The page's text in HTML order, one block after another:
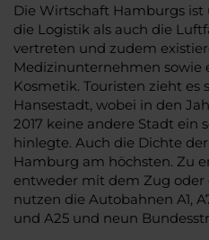
Die Wirtschaft Hamburgs ist
die Logistik als auch die
vertreten und zudem
Medizinunternehmen sowie
Kosmetik. Touristen zieht es
Hansestadt, wobei in den
2017 keine andere Stadt ein
hinlegte. Auch die Dichte
Hamburg am höchsten. Zu
entweder mit dem Zug
nutzen die Autobahnen A1,
und A25 und neun